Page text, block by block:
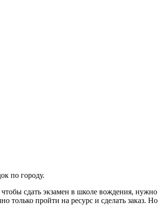
по городу.
сдать экзамен в школе вождения, нужно
только пройти на ресурс и сделать заказ. Но